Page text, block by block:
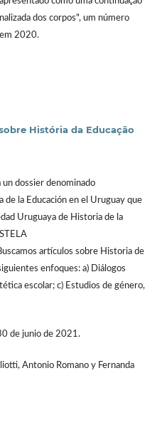
dos corpos", um número
2020.
História da Educação
un dossier denominado
de la Educación en el Uruguay que
Uruguaya de Historia de la
artículos sobre Historia de
enfoques: a) Diálogos
escolar; c) Estudios de género,
de junio de 2021.
Antonio Romano y Fernanda